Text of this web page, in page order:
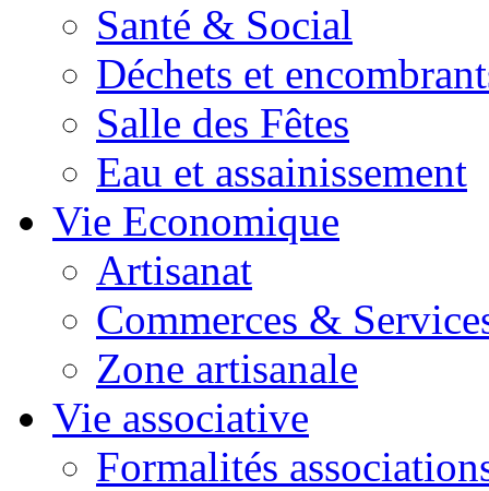
Santé & Social
Déchets et
Salle des Fêtes
Eau et assainissement
Vie Economique
Artisanat
Commerces &
Zone artisanale
Vie associative
Formalités